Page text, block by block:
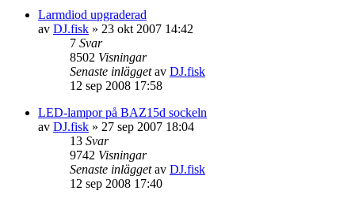
Larmdiod upgraderad
av DJ.fisk » 23 okt 2007 14:42
7 Svar
8502 Visningar
Senaste inläggetav DJ.fisk
12 sep 2008 17:58
LED-lampor på BAZ15d sockeln
av DJ.fisk » 27 sep 2007 18:04
13 Svar
9742 Visningar
Senaste inläggetav DJ.fisk
12 sep 2008 17:40